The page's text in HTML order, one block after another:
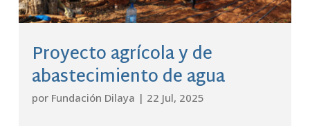
Proyecto agrícola y de
abastecimiento de agua
por Fundación Dilaya | 22 Jul, 2025